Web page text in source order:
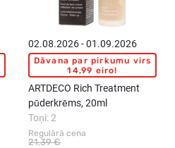
02.08.2026 - 01.09.2026
Dāvana par pirkumu virs
14,99 eiro!
ARTDECO Rich Treatment
pūderkrēms, 20ml
Regulārā cena
21,39 €
Toņi: 2